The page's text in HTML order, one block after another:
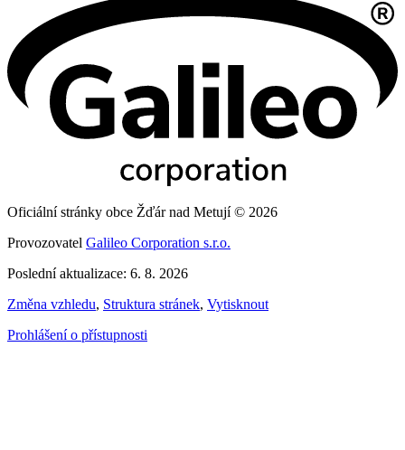
Oficiální stránky obce Žďár nad Metují © 2026
Provozovatel Galileo Corporation s.r.o.
Poslední aktualizace: 6. 8. 2026
Změna vzhledu, Struktura stránek, Vytisknout
Prohlášení o přístupnosti